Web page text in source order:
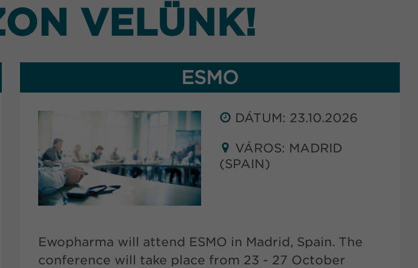
VELÜNK!
ESMO
DÁTUM: 23.10.2026
VÁROS: MADRID
(SPAIN)
Ewopharma will attend ESMO in Madrid, Spain. The
conference will take place from 23 - 27 October